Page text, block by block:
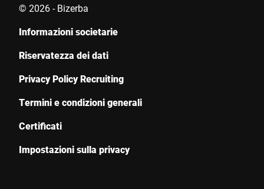
© 2026 - Bizerba
Informazioni societarie
Riservatezza dei dati
Privacy Policy Recruiting
Termini e condizioni generali
Certificati
Impostazioni sulla privacy